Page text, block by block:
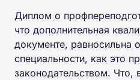
Диплом о
что дополнительная
документе, равносильна
специальности, как это
законодательством. Что,